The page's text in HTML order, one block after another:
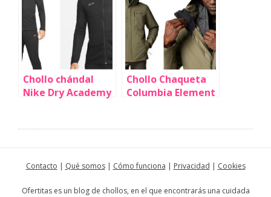
Ridge II para
hombre por sólo
54,95€ con envío
gratis (-50%)
11,99€ (40% de
descuento)
Chollo chándal
Nike Dry Academy
con envío gratis
Chollo Chaqueta
Columbia Element
hombre por solo
gratis (-41%)
Contacto | Qué somos| Cómo funciona | Privacidad | Cookies
Ofertitas es un blog de chollos, en el que encontrarás una cuidada